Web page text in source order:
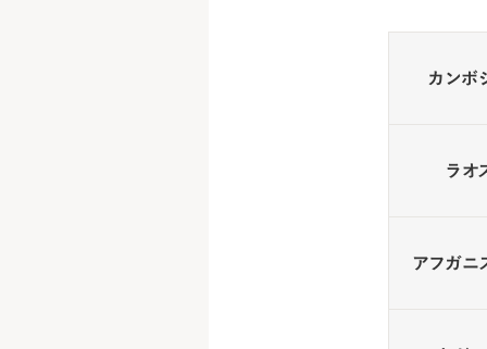
カンボ
ラオ
アフガニ